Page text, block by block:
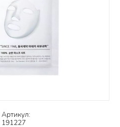
Артикул:
191227